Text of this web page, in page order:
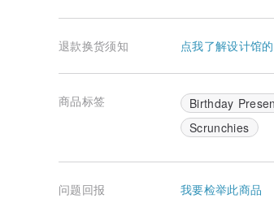
退款换货须知 点我了解设计馆
商品标签 Birthday
Scrunchies
问题回报 我要检举此商品